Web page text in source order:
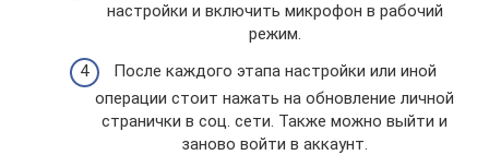
настройки и включить микрофон в рабочий
режим.
После каждого этапа настройки или иной
операции стоит нажать на обновление личной
странички в соц. сети. Также можно выйти и
заново войти в аккаунт.